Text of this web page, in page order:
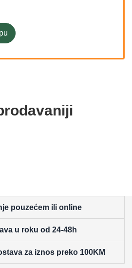
pouzećem ili online
u roku od 24-48h
za iznos preko 100KM